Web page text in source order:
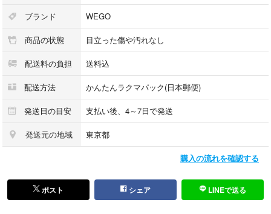
ブランド WEGO
商品の状態 目立った傷や汚れなし
配送料の負担 送料込
配送方法 かんたんラクマパック(日本郵便)
発送日の目安 支払い後、4～7日で発送
発送元の地域 東京都
購入の流れを確認する
ポスト シェア LINEで送る